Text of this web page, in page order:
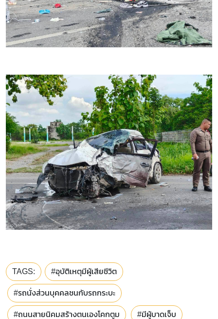
TAGS: #อุบัติเหตุมีผู้เสียชีวิต
#รถนั่งส่วนบุคคลชนกับรถกระบะ
#ถนนสายนิคมสร้างตนเองโคกตูม #มีผู้บาดเจ็บ